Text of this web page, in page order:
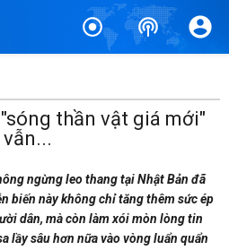
thần vật giá mới"
ngừng leo thang tại Nhật Bản đã
biến này không chỉ tăng thêm sức ép
dân, mà còn làm xói mòn lòng tin
lầy sâu hơn nữa vào vòng luẩn quẩn